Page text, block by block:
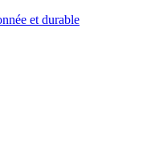
et durable